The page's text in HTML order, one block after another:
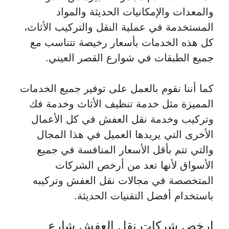
والمعدات والإمكانيات الحديثة والمواد
المستخدمة في عملية النقل والتركيب الأثاث،
كل هذه الخدمات بأسعار رخيصة تتناسب مع
جميع الطبقات في شوارع القصر العيني.
كما أننا نقوم بالعمل على توفير جميع الخدمات
المميزة مثل خدمة تنظيف الأثاث وخدمة فك
وتركيب وخدمة نقل العفش في كل الأعمال
الأخرى التي يريدها العميل في هذا المجال
والتي تتم بأقل الأسعار المنافسة في جميع
الأسواق لأنها تعد من أرخص الشركات
المتخصصة في مجالات نقل العفش وتركيبه
باستخدام أفضل التقنيات الحديثة.
ارخص شركات نقل العفش شارع